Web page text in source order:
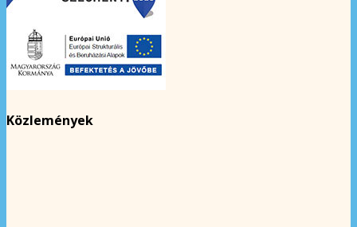
Közlemények